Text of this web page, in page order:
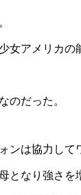
女アメリカの
のだった。
ンは協力して
となり強さを